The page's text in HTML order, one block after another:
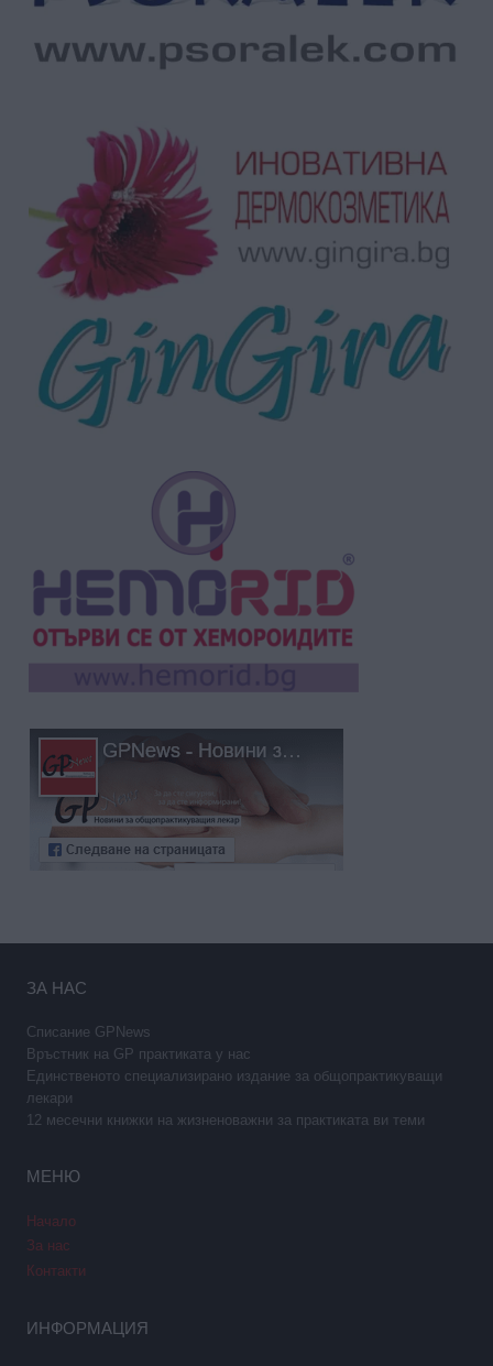
ЗА НАС
Списание GPNews
Връстник на GP практиката у нас
Единственото специализирано издание за общопрактикуващи
лекари
12 месечни книжки на жизненоважни за практиката ви теми
МЕНЮ
Начало
За нас
Контакти
ИНФОРМАЦИЯ